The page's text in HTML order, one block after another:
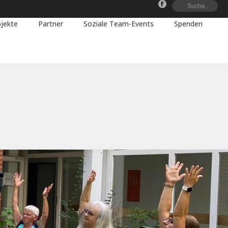
web/wordpress/wp-
Partner Soziale Team-Events Spenden